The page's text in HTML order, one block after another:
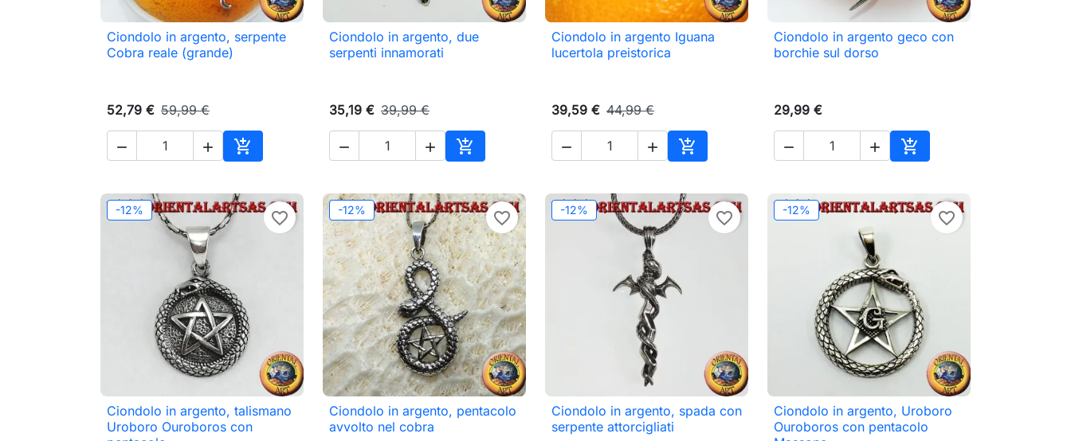
 Anteprima
Ciondolo in argento, serpente
Cobra reale (grande)
52,79 € 59,99 €
  
Aggiungi al carrello
 Anteprima
Ciondolo in argento, due
serpenti innamorati
35,19 € 39,99 €
  
Aggiungi al carrello
 Anteprima
Ciondolo in argento Iguana
lucertola preistorica
39,59 € 44,99 €
  
Aggiungi al carrello
 Anteprima
Ciondolo in argento geco con
borchie sul dorso
29,99 €
  
Aggiungi al carrello
-12% favorite_border
 Anteprima
Ciondolo in argento, talismano
Uroboro Ouroboros con
-12% favorite_border
 Anteprima
Ciondolo in argento, pentacolo
avvolto nel cobra
-12% favorite_border
 Anteprima
Ciondolo in argento, spada con
serpente attorcigliati
-12% favorite_border
 Anteprima
Ciondolo in argento, Uroboro
Ouroboros con pentacolo